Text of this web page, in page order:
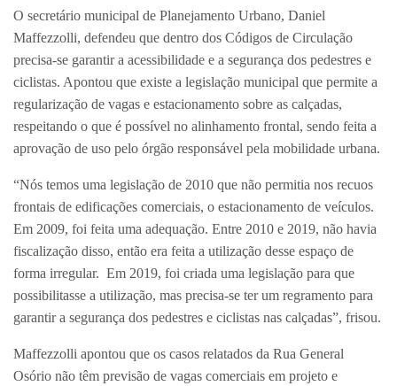
O secretário municipal de Planejamento Urbano, Daniel
Maffezzolli, defendeu que dentro dos Códigos de Circulação
precisa-se garantir a acessibilidade e a segurança dos pedestres e
ciclistas. Apontou que existe a legislação municipal que permite a
regularização de vagas e estacionamento sobre as calçadas,
respeitando o que é possível no alinhamento frontal, sendo feita a
aprovação de uso pelo órgão responsável pela mobilidade urbana.
“Nós temos uma legislação de 2010 que não permitia nos recuos
frontais de edificações comerciais, o estacionamento de veículos.
Em 2009, foi feita uma adequação. Entre 2010 e 2019, não havia
fiscalização disso, então era feita a utilização desse espaço de
forma irregular. Em 2019, foi criada uma legislação para que
possibilitasse a utilização, mas precisa-se ter um regramento para
garantir a segurança dos pedestres e ciclistas nas calçadas”, frisou.
Maffezzolli apontou que os casos relatados da Rua General
Osório não têm previsão de vagas comerciais em projeto e